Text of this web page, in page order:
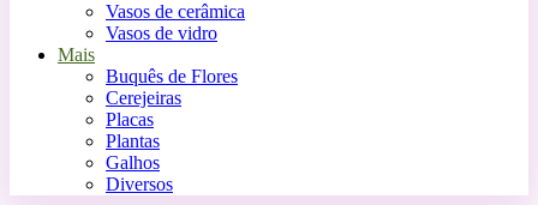
Vasos de cerâmica
Vasos de vidro
Mais
Buquês de Flores
Cerejeiras
Placas
Plantas
Galhos
Diversos